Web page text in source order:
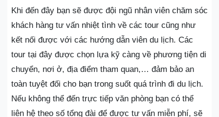
Khi đến đây bạn sẽ được đội ngũ nhân viên chăm sóc
khách hàng tư vấn nhiệt tình về các tour cũng như
kết nối được với các hướng dẫn viên du lịch. Các
tour tại đây được chọn lựa kỹ càng về phương tiện di
chuyển, nơi ở, địa điểm tham quan,… đảm bảo an
toàn tuyệt đối cho bạn trong suốt quá trình đi du lịch.
Nếu không thể đến trực tiếp văn phòng bạn có thể
liên hệ theo số tổng đài để được tư vấn miễn phí, sẽ